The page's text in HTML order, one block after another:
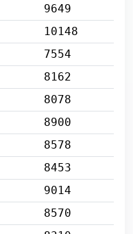
9649
10148
7554
8162
8078
8900
8578
8453
9014
8570